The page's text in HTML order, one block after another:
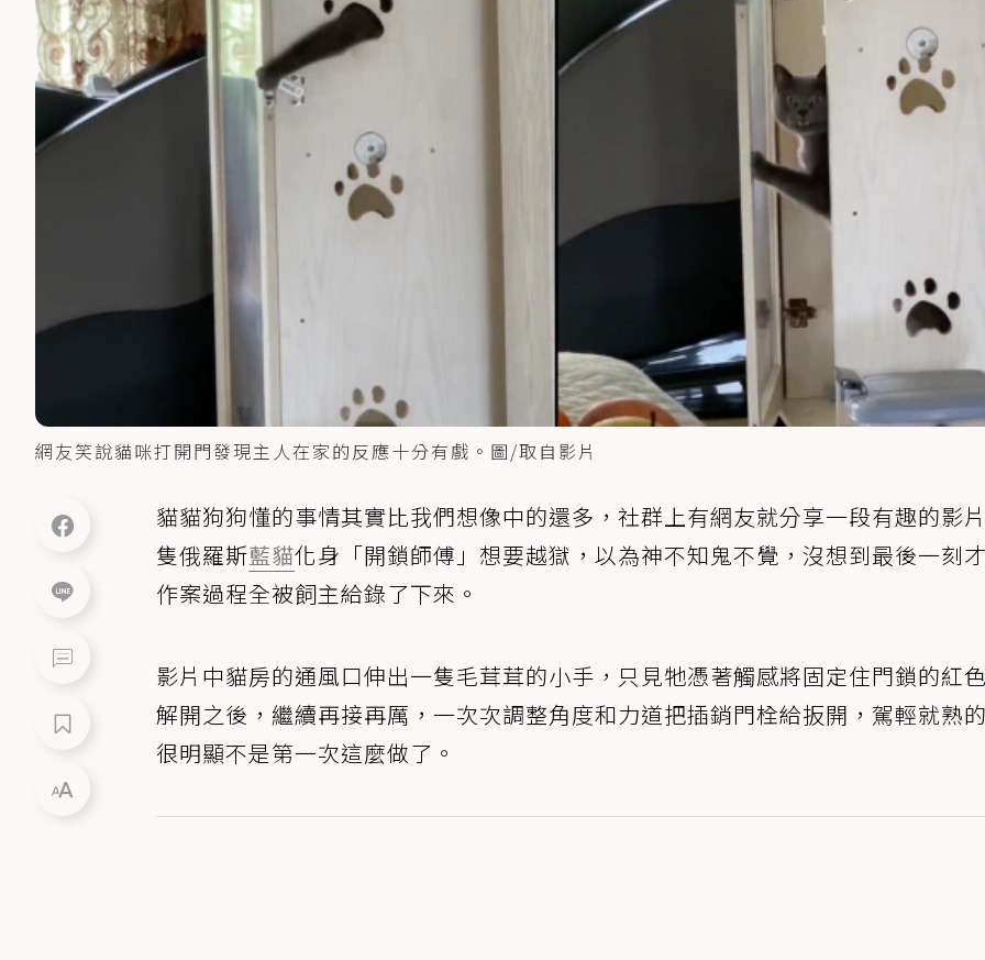
網友笑說貓咪打開門發現主人在家的反應十分有戲。圖/取自影片
貓貓狗狗懂的事情其實比我們想像中的還多，社群上有網友就分享一段有趣的影
隻俄羅斯藍貓化身「開鎖師傅」想要越獄，以為神不知鬼不覺，沒想到最後一刻
作案過程全被飼主給錄了下來。
影片中貓房的通風口伸出一隻毛茸茸的小手，只見牠憑著觸感將固定住門鎖的紅
解開之後，繼續再接再厲，一次次調整角度和力道把插銷門栓給扳開，駕輕就熟
很明顯不是第一次這麼做了。